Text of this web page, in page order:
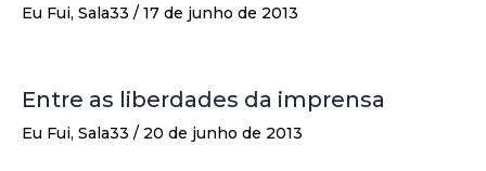
Eu Fui, Sala33 / 17 de junho de 2013
Entre as liberdades da imprensa
Eu Fui, Sala33 / 20 de junho de 2013